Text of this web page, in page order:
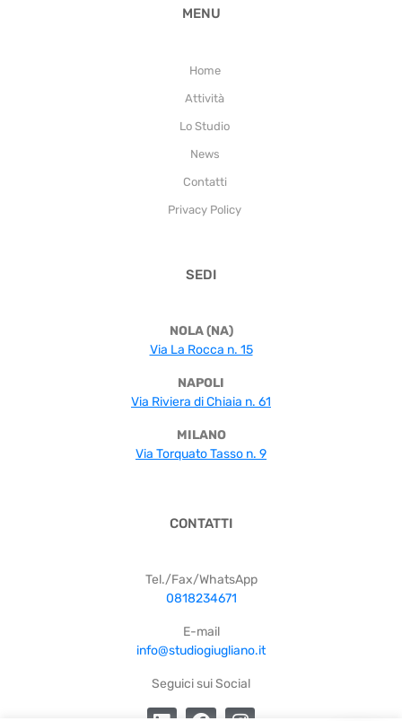
MENU
Home
Attività
Lo Studio
News
Contatti
Privacy Policy
SEDI
NOLA (NA)
Via La Rocca n. 15
NAPOLI
Via Riviera di Chiaia n. 61
MILANO
Via Torquato Tasso n. 9
CONTATTI
Tel./Fax/WhatsApp
0818234671
E-mail
info@studiogiugliano.it
Seguici sui Social